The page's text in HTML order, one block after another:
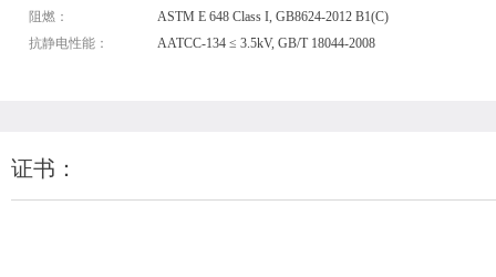
阻燃：
ASTM E 648 Class I, GB8624-2012 B1(C)
抗静电性能：
AATCC-134 ≤ 3.5kV, GB/T 18044-2008
证书：